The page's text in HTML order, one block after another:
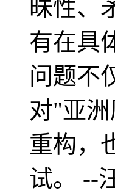
昧性、
有在具
问题不
对"亚
重构，
试。 --